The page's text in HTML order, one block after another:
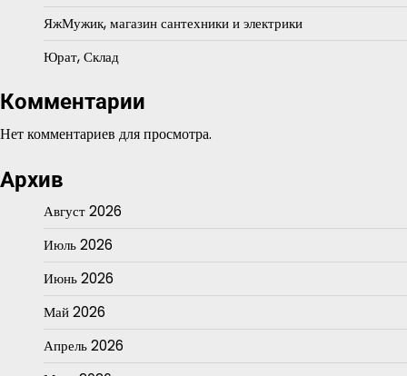
ЯжМужик, магазин сантехники и электрики
Юрат, Склад
Комментарии
Нет комментариев для просмотра.
Архив
Август 2026
Июль 2026
Июнь 2026
Май 2026
Апрель 2026